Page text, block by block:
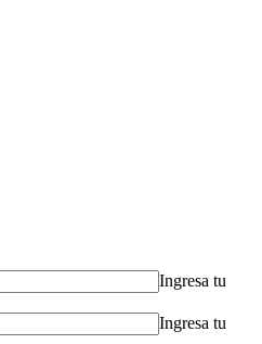
Ingresa tu
Ingresa tu